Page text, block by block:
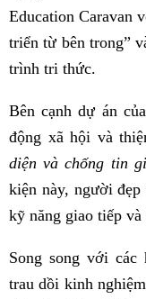
Education Caravan
triển từ bên trong”
trình tri thức.
Bên cạnh dự án
động xã hội và
diện và chống tin
kiện này, người
kỹ năng giao tiếp và
Song song với
trau dồi kinh